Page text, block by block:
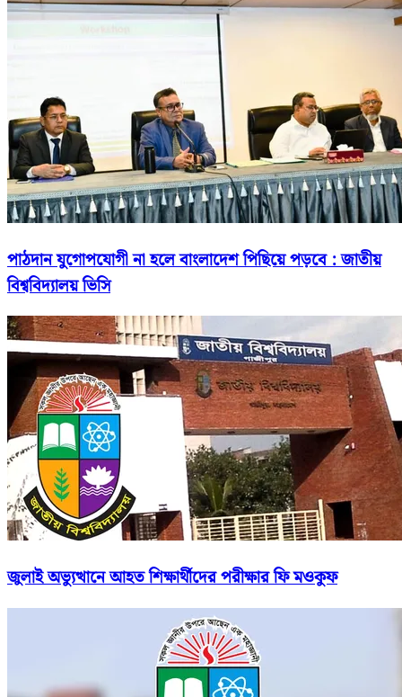
পাঠদান যুগোপযোগী না হলে বাংলাদেশ পিছিয়ে পড়বে : জাতীয়
বিশ্ববিদ্যালয় ভিসি
জুলাই অভ্যুত্থানে আহত শিক্ষার্থীদের পরীক্ষার ফি মওকুফ